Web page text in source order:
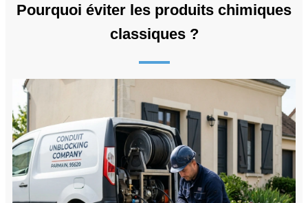
Pourquoi éviter les produits chimiques
classiques ?